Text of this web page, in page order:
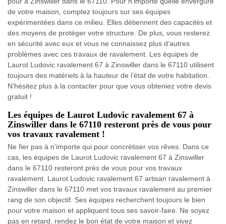
de votre maison, comptez toujours sur ses équipes
expérimentées dans ce milieu. Elles détiennent des capacités et
des moyens de protéger votre structure. De plus, vous resterez
en sécurité avec eux et vous ne connaissez plus d’autres
problèmes avec ces travaux de ravalement. Les équipes de
Laurot Ludovic ravalement 67 à Zinswiller dans le 67110 utilisent
toujours des matériels à la hauteur de l’état de votre habitation.
N’hésitez plus à la contacter pour que vous obteniez votre devis
gratuit !
Les équipes de Laurot Ludovic ravalement 67 à
Zinswiller dans le 67110 resteront près de vous pour
vos travaux ravalement !
Ne fier pas à n’importe qui pour concrétiser vos rêves. Dans ce
cas, les équipes de Laurot Ludovic ravalement 67 à Zinswiller
dans le 67110 resteront près de vous pour vos travaux
ravalement. Laurot Ludovic ravalement 67 artisan ravalement à
Zinswiller dans le 67110 met vos travaux ravalement au premier
rang de son objectif. Ses équipes recherchent toujours le bien
pour votre maison et appliquent tous ses savoir-faire. Ne soyez
pas en retard, rendez le bon état de votre maison et vivez